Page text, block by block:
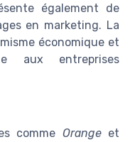
également de
en marketing. La
économique et
aux entreprises
comme Orangeet